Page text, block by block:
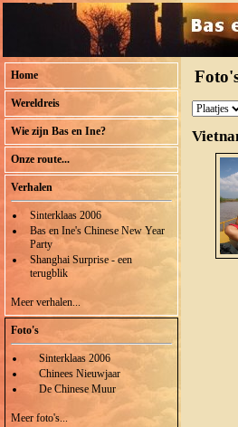
Home
Wereldreis
Wie zijn Bas en Ine?
Onze route...
Verhalen
Sinterklaas 2006
Bas en Ine's Chinese New Year
Party
Shanghai Surprise - een
terugblik
Meer verhalen...
Foto's
Sinterklaas 2006
Chinees Nieuwjaar
De Chinese Muur
Meer foto's...